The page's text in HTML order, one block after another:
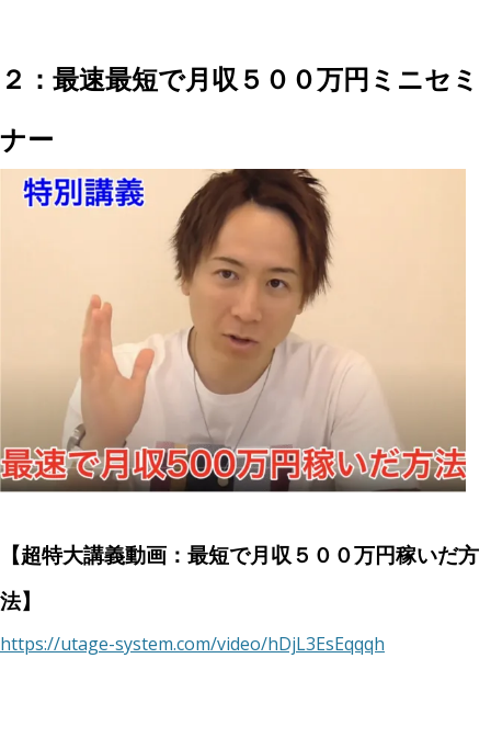
２：最速最短で月収５００万円ミニセミ
ナー
【超特大講義動画：最短で月収５００万円稼いだ方
法】
https://utage-system.com/video/hDjL3EsEqqqh